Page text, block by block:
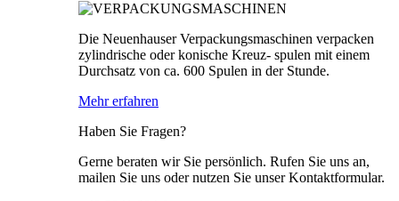
Die Neuenhauser Verpackungsmaschinen verpacken
zylindrische oder konische Kreuz- spulen mit einem
Durchsatz von ca. 600 Spulen in der Stunde.
Mehr erfahren
Haben Sie Fragen?
Gerne beraten wir Sie persönlich. Rufen Sie uns an,
mailen Sie uns oder nutzen Sie unser Kontaktformular.